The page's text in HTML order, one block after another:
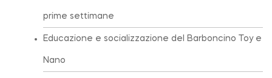
prime settimane
Educazione e socializzazione del Barboncino Toy e
Nano